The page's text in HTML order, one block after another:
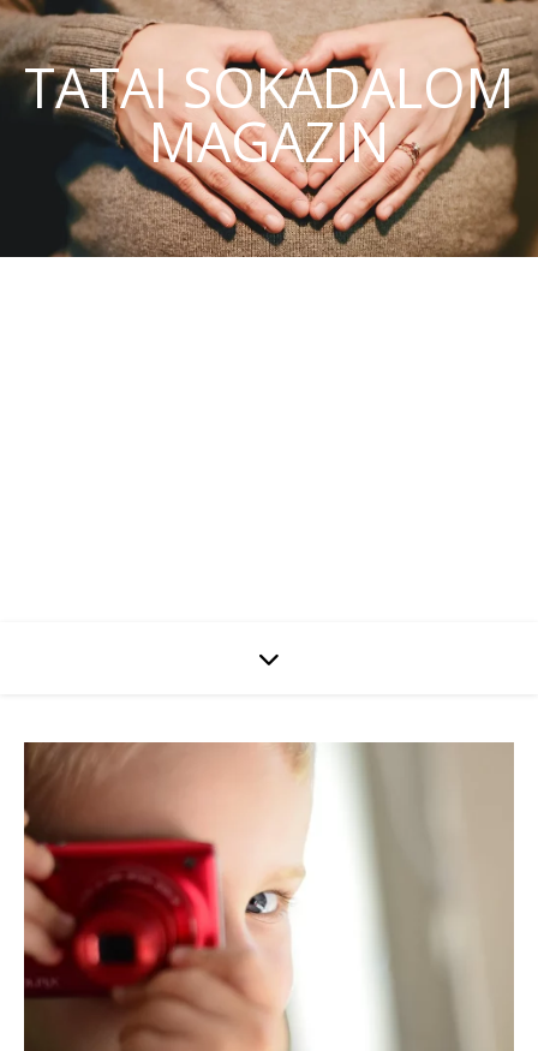
TATAI SOKADALOM
MAGAZIN